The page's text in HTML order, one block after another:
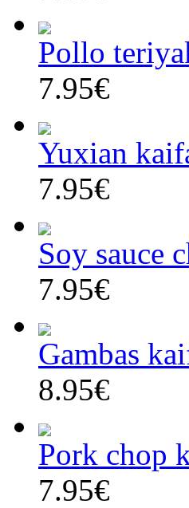
Pollo
7.95€
Yuxian
7.95€
Soy sauce
7.95€
Gambas
8.95€
Pork chop
7.95€